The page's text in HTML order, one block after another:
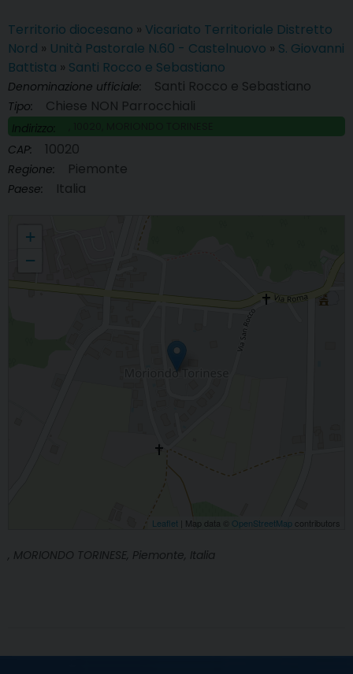
Territorio diocesano » Vicariato Territoriale Distretto
Nord » Unità Pastorale N.60 - Castelnuovo » S. Giovanni
Battista » Santi Rocco e Sebastiano
Denominazione ufficiale: Santi Rocco e Sebastiano
Tipo: Chiese NON Parrocchiali
Indirizzo:
CAP: 10020
Regione: Piemonte
Paese: Italia
+
−
Leaflet | Map data © OpenStreetMap contributors
, MORIONDO TORINESE, Piemonte, Italia